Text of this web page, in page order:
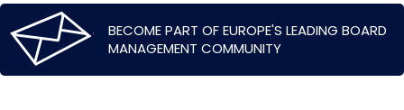
BECOME PART OF EUROPE'S LEADING BOARD
MANAGEMENT COMMUNITY